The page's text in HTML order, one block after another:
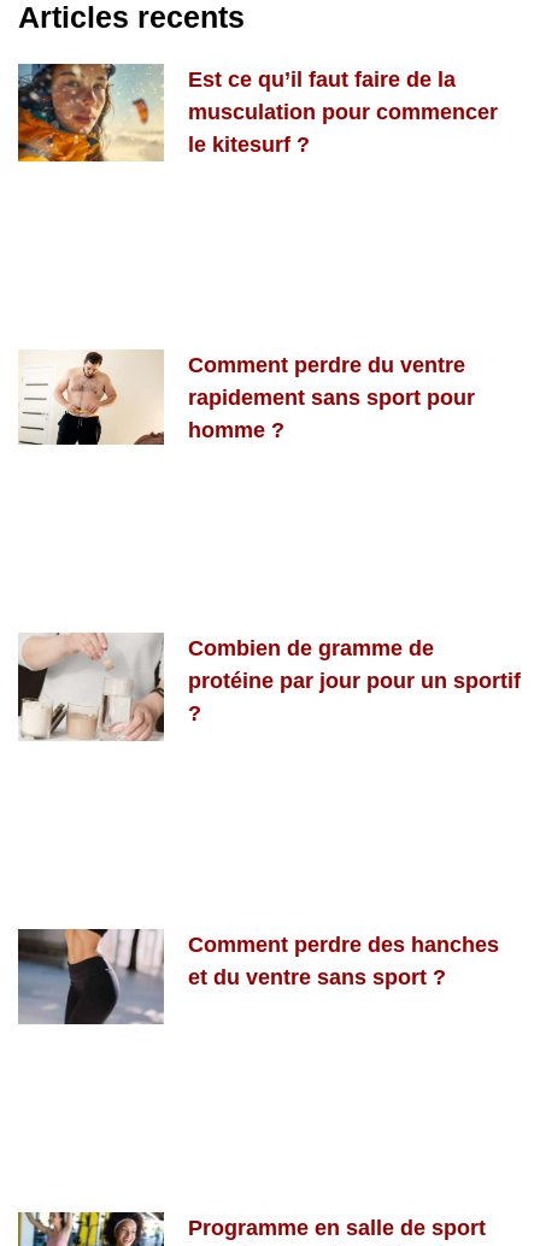
Articles recents
Est ce qu’il faut faire de la
musculation pour commencer
le kitesurf ?
Comment perdre du ventre
rapidement sans sport pour
homme ?
Combien de gramme de
protéine par jour pour un sportif
?
Comment perdre des hanches
et du ventre sans sport ?
Programme en salle de sport